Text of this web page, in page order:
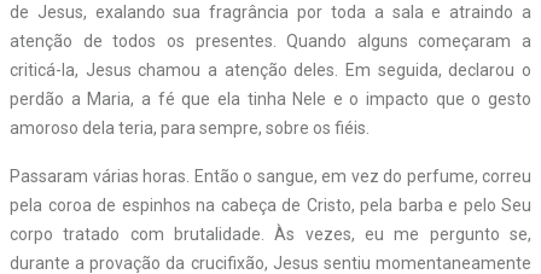
de Jesus, exalando sua fragrância por toda a sala e atraindo a
atenção de todos os presentes. Quando alguns começaram a
criticá-la, Jesus chamou a atenção deles. Em seguida, declarou o
perdão a Maria, a fé que ela tinha Nele e o impacto que o gesto
amoroso dela teria, para sempre, sobre os fiéis.
Passaram várias horas. Então o sangue, em vez do perfume, correu
pela coroa de espinhos na cabeça de Cristo, pela barba e pelo Seu
corpo tratado com brutalidade. Às vezes, eu me pergunto se,
durante a provação da crucifixão, Jesus sentiu momentaneamente